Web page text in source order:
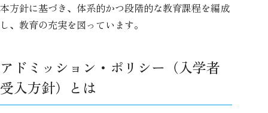
本方針に基づき、体系的かつ段階的な教育課程を編成
し、教育の充実を図っています。
アドミッション・ポリシー（入学者
受入方針）とは